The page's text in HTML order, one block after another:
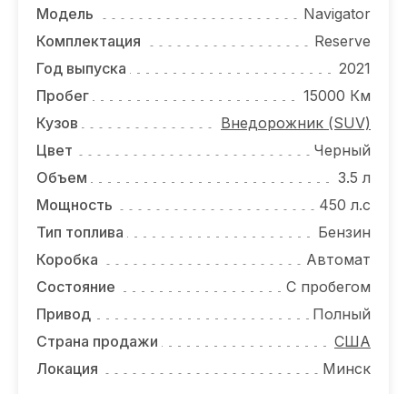
НОВОСТИ
ОТЗЫВЫ
ВАКАНСИИ
О КОМПАНИИ
КОНТАКТЫ
Модель
Navigator
Комплектация
Reserve
Год выпуска
2021
Пробег
15000 Км
Кузов
Внедорожник (SUV)
Цвет
Черный
Объем
3.5 л
Мощность
450 л.с
Тип топлива
Бензин
Коробка
Автомат
Состояние
С пробегом
Привод
Полный
Страна продажи
США
Локация
Минск